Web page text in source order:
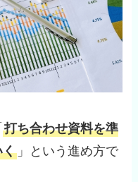
打ち合わせ資料を準
く 」という進め方で